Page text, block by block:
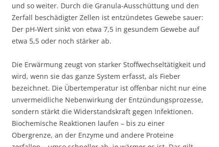
und so weiter. Durch die Granula-Ausschüttung und den
Zerfall beschädigter Zellen ist entzündetes Gewebe sauer:
Der pH-Wert sinkt von etwa 7,5 in gesundem Gewebe auf
etwa 5,5 oder noch stärker ab.
Die Erwärmung zeugt von starker Stoffwechseltätigkeit und
wird, wenn sie das ganze System erfasst, als Fieber
bezeichnet. Die Übertemperatur ist offenbar nicht nur eine
unvermeidliche Nebenwirkung der Entzündungsprozesse,
sondern stärkt die Widerstandskraft gegen Infektionen.
Biochemische Reaktionen laufen – bis zu einer
Obergrenze, an der Enzyme und andere Proteine